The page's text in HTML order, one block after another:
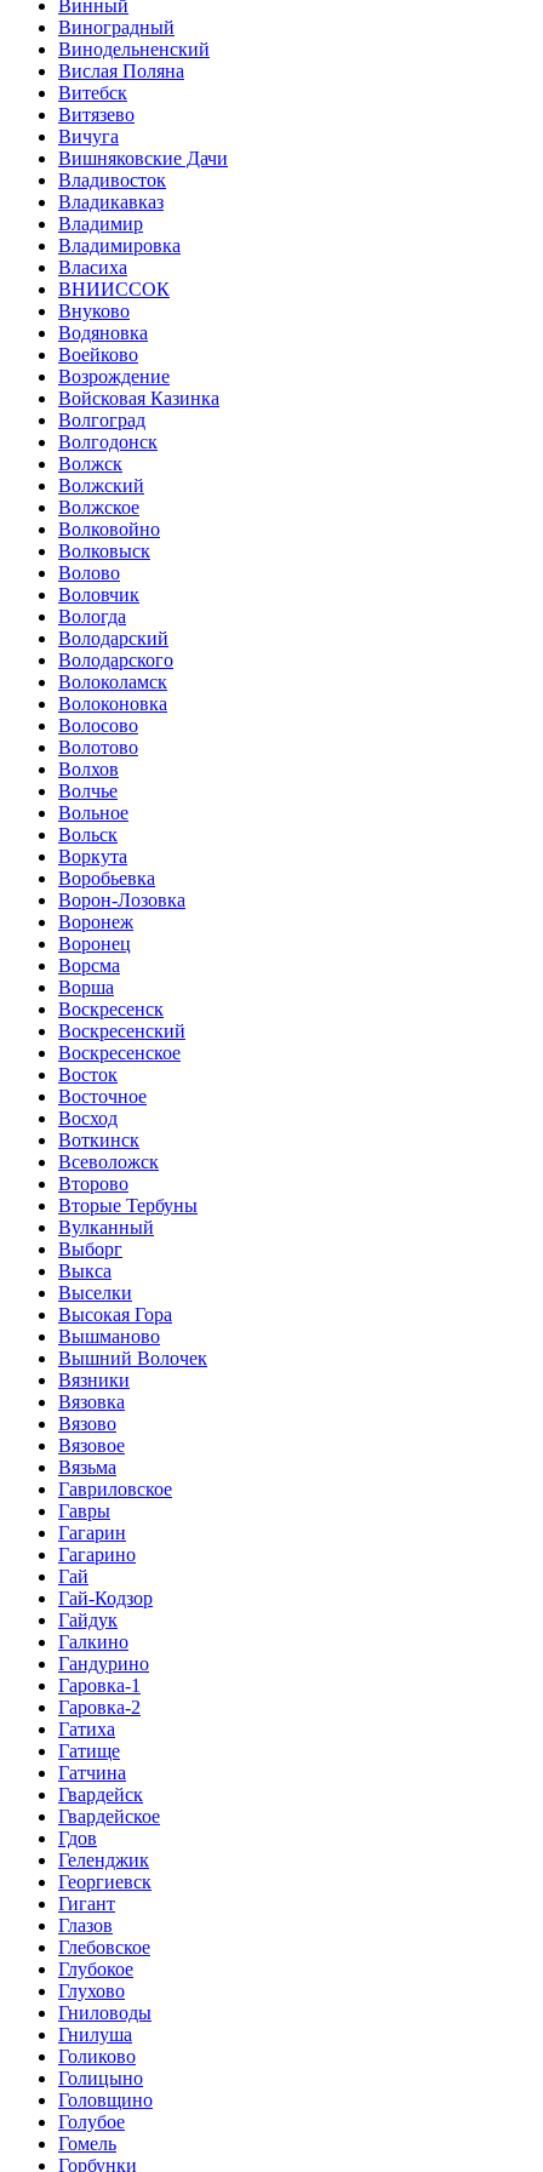
Винный
Виноградный
Винодельненский
Вислая Поляна
Витебск
Витязево
Вичуга
Вишняковские Дачи
Владивосток
Владикавказ
Владимир
Владимировка
Власиха
ВНИИССОК
Внуково
Водяновка
Воейково
Возрождение
Войсковая Казинка
Волгоград
Волгодонск
Волжск
Волжский
Волжское
Волковойно
Волковыск
Волово
Воловчик
Вологда
Володарский
Володарского
Волоколамск
Волоконовка
Волосово
Волотово
Волхов
Волчье
Вольное
Вольск
Воркута
Воробьевка
Ворон-Лозовка
Воронеж
Воронец
Ворсма
Ворша
Воскресенск
Воскресенский
Воскресенское
Восток
Восточное
Восход
Воткинск
Всеволожск
Второво
Вторые Тербуны
Вулканный
Выборг
Выкса
Выселки
Высокая Гора
Вышманово
Вышний Волочек
Вязники
Вязовка
Вязово
Вязовое
Вязьма
Гавриловское
Гавры
Гагарин
Гагарино
Гай
Гай-Кодзор
Гайдук
Галкино
Гандурино
Гаровка-1
Гаровка-2
Гатиха
Гатище
Гатчина
Гвардейск
Гвардейское
Гдов
Геленджик
Георгиевск
Гигант
Глазов
Глебовское
Глубокое
Глухово
Гниловоды
Гнилуша
Голиково
Голицыно
Головщино
Голубое
Гомель
Горбунки